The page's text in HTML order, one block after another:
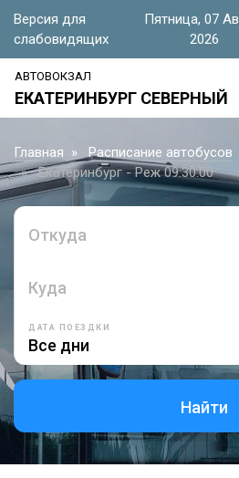
Версия для
слабовидящих
Пятница, 07
2026
АВТОВОКЗАЛ
ЕКАТЕРИНБУРГ СЕВЕРНЫЙ
Главная
Расписание автобусов
Екатеринбург - Реж 09:30:00
Откуда
Куда
ДАТА ПОЕЗДКИ
Найти